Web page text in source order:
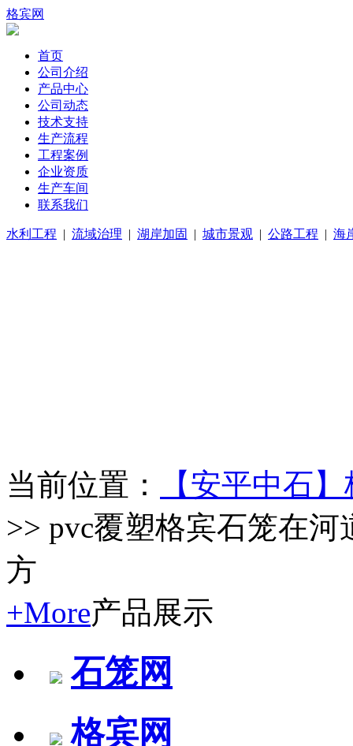
格宾网
首页
公司介绍
产品中心
公司动态
技术支持
生产流程
工程案例
企业资质
生产车间
联系我们
水利工程 | 流域治理 | 湖岸加固 | 城市景观 | 公路工程 | 海
当前位置：
【安平中石
>> pvc覆塑格宾石笼在
方
+More产品展示
石笼网
格宾网